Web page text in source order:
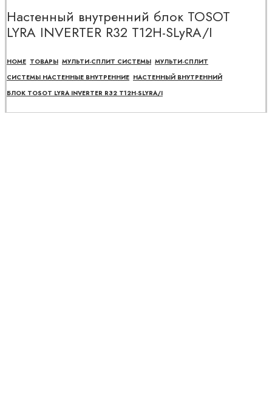
Настенный внутренний блок TOSOT
LYRA INVERTER R32 T12H-SLyRA/I
HOME ТОВАРЫ МУЛЬТИ-СПЛИТ СИСТЕМЫ МУЛЬТИ-СПЛИТ
СИСТЕМЫ НАСТЕННЫЕ ВНУТРЕННИЕ НАСТЕННЫЙ ВНУТРЕННИЙ
БЛОК TOSOT LYRA INVERTER R32 T12H-SLYRA/I